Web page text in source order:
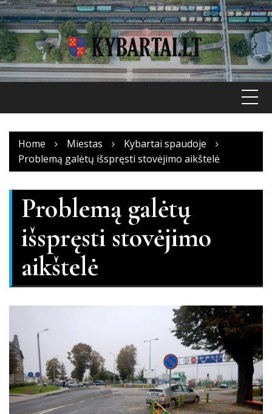
Skip
to
content
Home Miestas
Kybartai spaudoje
Problemą galėtų išspręsti stovėjimo aikštelė
Problemą galėtų
išspręsti stovėjimo
aikštelė